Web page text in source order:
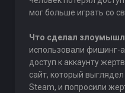
мог больше играть со
Что сделал
использовали фишинг-
доступ к аккаунту
сайт, который
Steam, и попросили